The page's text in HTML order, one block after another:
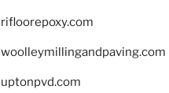
rifloorepoxy.com
woolleymillingandpaving.com
uptonpvd.com